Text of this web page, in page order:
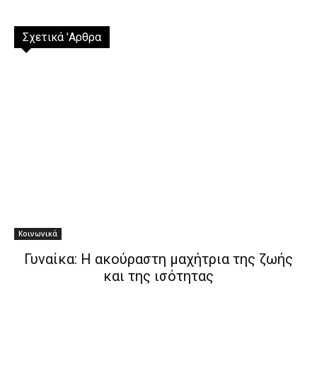
Σχετικά 'Αρθρα
Κοινωνικά
Γυναίκα: Η ακούραστη μαχήτρια της ζωής
και της ισότητας